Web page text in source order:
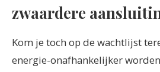
zwaardere
Kom je toch op de wachtlijst
energie-onafhankelijker